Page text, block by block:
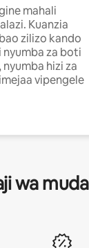
mahali
Kuanzia
zilizo kando
nyumba za boti
hizi za
vipengele
wa